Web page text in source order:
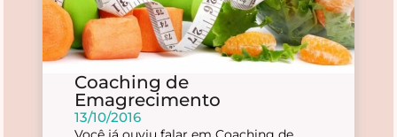
Coaching de
Emagrecimento
13/10/2016